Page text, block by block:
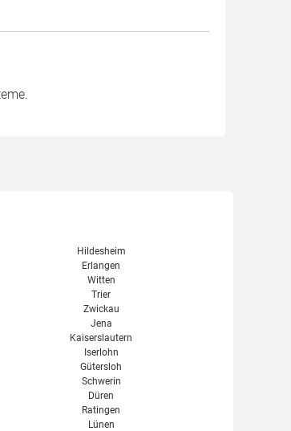
Hildesheim
Erlangen
Witten
Trier
Zwickau
Jena
Kaiserslautern
Iserlohn
Gütersloh
Schwerin
Düren
Ratingen
Lünen